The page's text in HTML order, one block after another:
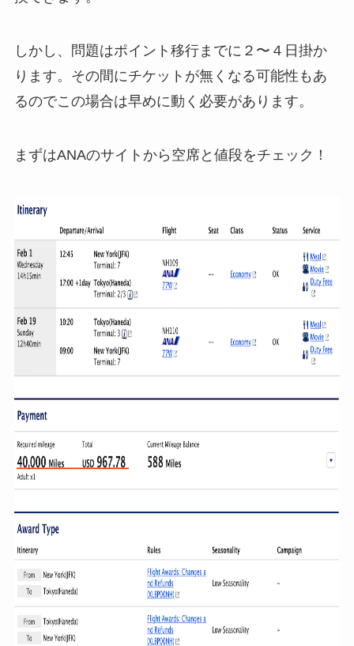
しかし、問題はポイント移行までに２〜４日掛か
ります。その間にチケットが無くなる可能性もあ
るのでこの場合は早めに動く必要があります。
まずはANAのサイトから空席と値段をチェック！